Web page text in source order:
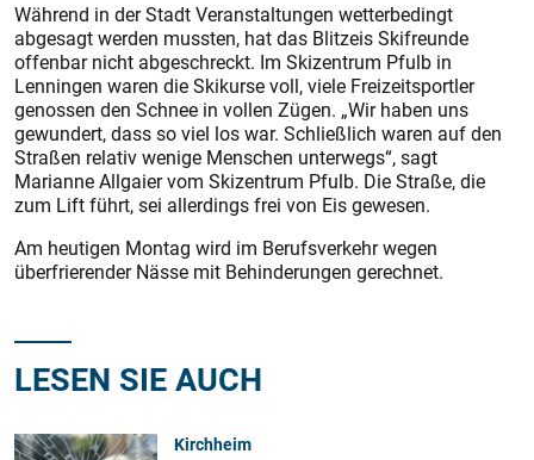
Während in der Stadt Veranstaltungen wetterbedingt
abgesagt werden mussten, hat das Blitzeis Skifreunde
offenbar nicht abgeschreckt. Im Skizentrum Pfulb in
Lenningen waren die Skikurse voll, viele Freizeitsportler
genossen den Schnee in vollen Zügen. „Wir haben uns
gewundert, dass so viel los war. Schließlich waren auf den
Straßen relativ wenige Menschen unterwegs“, sagt
Marianne Allgaier vom Skizentrum Pfulb. Die Straße, die
zum Lift führt, sei allerdings frei von Eis gewesen.
Am heutigen Montag wird im Berufsverkehr wegen
überfrierender Nässe mit Behinderungen gerechnet.
LESEN SIE AUCH
Kirchheim